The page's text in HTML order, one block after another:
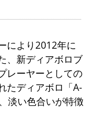
により2012年に
、新ディアボロブ
レーヤーとしての
たディアボロ「A-
淡い色合いが特徴